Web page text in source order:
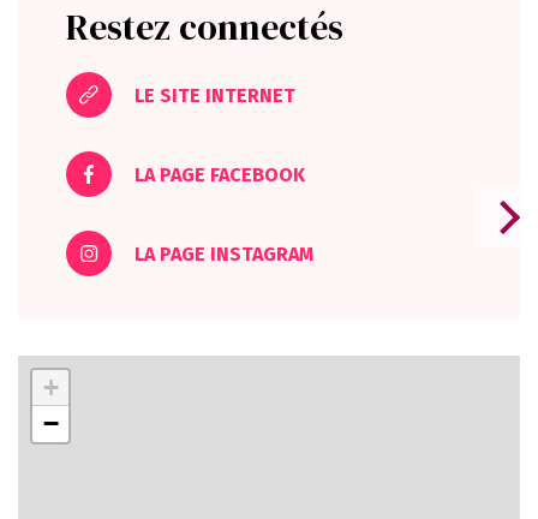
Restez connectés
LE SITE INTERNET
LA PAGE FACEBOOK
LA PAGE INSTAGRAM
+
−